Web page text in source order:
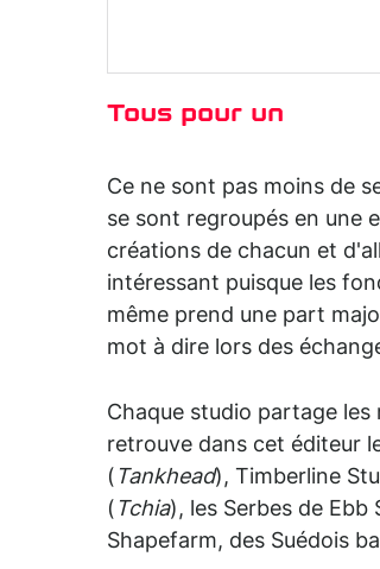
Tous pour un
Ce ne sont pas moins de
se sont regroupés en une
créations de chacun et
intéressant puisque les
même prend une part
mot à dire lors des
Chaque studio partage
retrouve dans cet éditeur
( Tankhead), Timberline
( Tchia), les Serbes de Ebb
Shapefarm, des Suédois